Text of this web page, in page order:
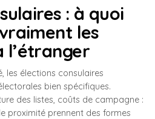
: à quoi
les
l’étranger
les élections consulaires
bien spécifiques.
des listes, coûts de campagne :
proximité prennent des formes